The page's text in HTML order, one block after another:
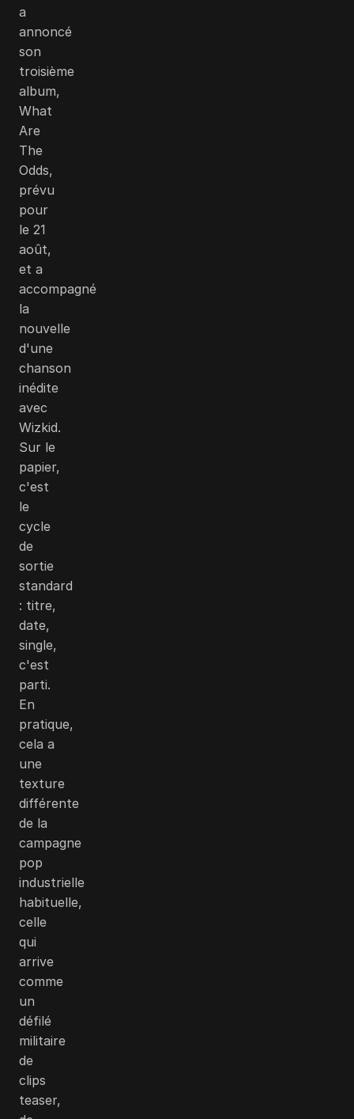
a
annoncé
son
troisième
album,
What
Are
The
Odds,
prévu
pour
le 21
août,
et a
accompagné
la
nouvelle
d'une
chanson
inédite
avec
Wizkid.
Sur le
papier,
c'est
le
cycle
de
sortie
standard
: titre,
date,
single,
c'est
parti.
En
pratique,
cela a
une
texture
différente
de la
campagne
pop
industrielle
habituelle,
celle
qui
arrive
comme
un
défilé
militaire
de
clips
teaser,